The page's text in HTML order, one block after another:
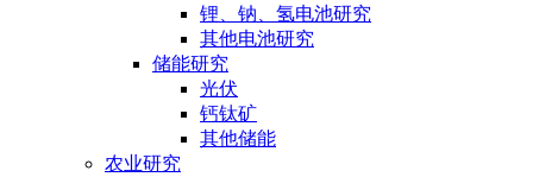
锂、钠、氢电池研究
其他电池研究
储能研究
光伏
钙钛矿
其他储能
农业研究